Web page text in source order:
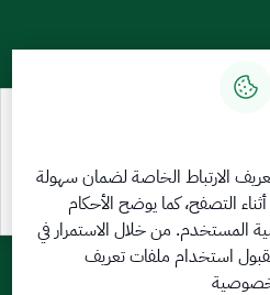
الارتباط الخاصة لضمان سهولة
التصفح، كما يوضح الأحكام
المستخدم. من خلال الاستمرار في
استخدام ملفات تعريف